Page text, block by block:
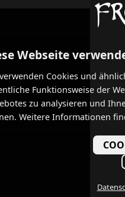
Webseite
Cookies und
Funktionsweise der
zu analysieren und
Weitere Informationen